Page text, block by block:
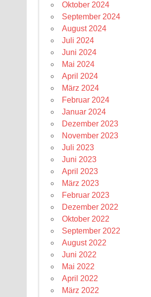
Oktober 2024
September 2024
August 2024
Juli 2024
Juni 2024
Mai 2024
April 2024
März 2024
Februar 2024
Januar 2024
Dezember 2023
November 2023
Juli 2023
Juni 2023
April 2023
März 2023
Februar 2023
Dezember 2022
Oktober 2022
September 2022
August 2022
Juni 2022
Mai 2022
April 2022
März 2022